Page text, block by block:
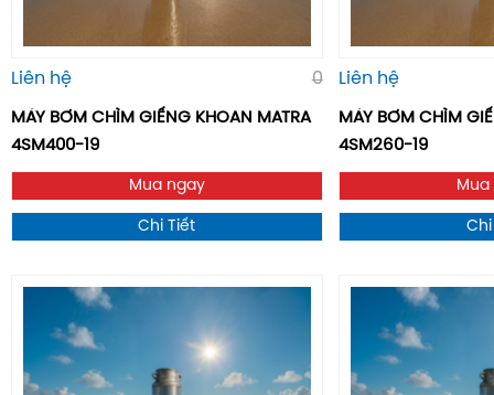
Liên hệ 0
MÁY BƠM CHÌM GIẾNG KHOAN MATRA
4SM400-19
Mua ngay
Chi Tiết
Liên hệ
MÁY BƠM CHÌM
4SM260-19